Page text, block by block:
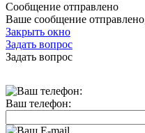
Сообщение отправлено
Ваше сообщение
Закрыть окно
Задать вопрос
Задать вопрос
Ваш телефон: